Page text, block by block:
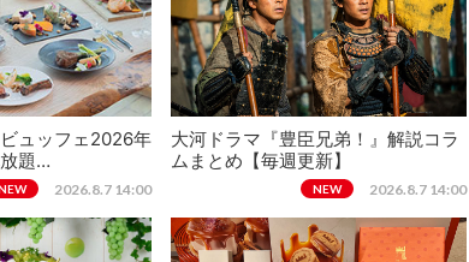
ュッフェ2026年
題…
2026.8.7 14:00
大河ドラマ『豊臣兄弟！』解説コラ
ムまとめ【毎週更新】
NEW 2026.8.7 14:00